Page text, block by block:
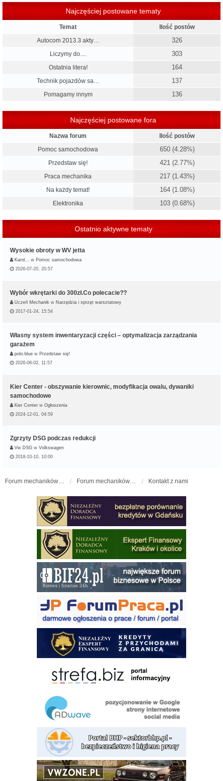
Najczęściej postowane tematy
Temat
Ilość postów
Autocom 2013.3 akty…
326
Liczymy do.... 303
Ostatnia litera! 164
Technik pojazdów sa… 137
Pomagamy innym 136
Najczęściej postowane fora
Nazwa forum
Ilość postów
Pomoc samochodowa
650 (4.28%)
Przedstaw się! 421 (2.77%)
Praca mechanika 217 (1.43%)
Na każdy temat! 164 (1.08%)
Elektronika 103 (0.68%)
Ostatnio aktywne tematy
Wysokie obroty w WV jetta
Karol… w Pomoc samochodowa
2026-07-20, 20:57
Wybór wkrętarki do 300zł.Co polecacie??
Uczeń Mechanik w Narzędzia i sprzęt warsztatowy
2017-01-24, 15:54
Własny system inwentaryzacji części – optymalizacja zarządzania
garażem
polo.blue w Przedstaw się!
2026-06-02, 11:57
Kier Center - obszywanie kierownic, modyfikacja owalu, dywaniki
samochodowe
Kier Center w Ogłoszenia
2024-12-01, 04:59
Zgrzyty DSG podczas redukcji
Vw DSG w Volkswagen
2018-10-10, 10:00
Kontakt z nami